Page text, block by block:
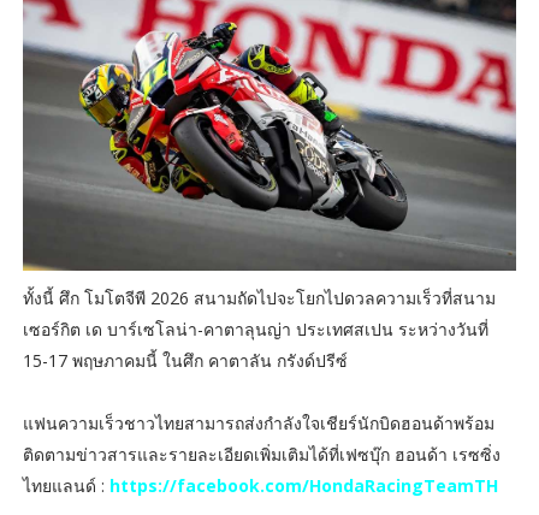
ทั้งนี้ ศึก โมโตจีพี 2026 สนามถัดไปจะโยกไปดวลความเร็วที่สนาม
เซอร์กิต เด บาร์เซโลน่า-คาตาลุนญ่า ประเทศสเปน ระหว่างวันที่
15-17 พฤษภาคมนี้ ในศึก คาตาลัน กรังด์ปรีซ์
แฟนความเร็วชาวไทยสามารถส่งกำลังใจเชียร์นักบิดฮอนด้าพร้อม
ติดตามข่าวสารและรายละเอียดเพิ่มเติมได้ที่เฟซบุ๊ก ฮอนด้า เรซซิ่ง
ไทยแลนด์ : https://facebook.com/HondaRacingTeamTH